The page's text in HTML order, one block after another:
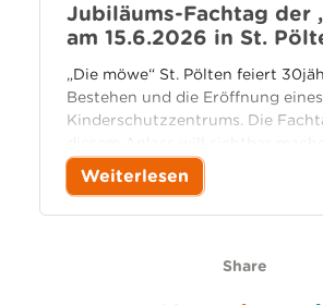
Jubiläums-Fachtag der
am 15.6.2026 in St.
„Die möwe“ St. Pölten feiert
Bestehen und die Eröffnung
Kinderschutzzentrums. Die
Organisationen und Professionen
Kinderschutz gewährleisten und
Zusammenspiel in der Praxis
Weiterlesen
Share